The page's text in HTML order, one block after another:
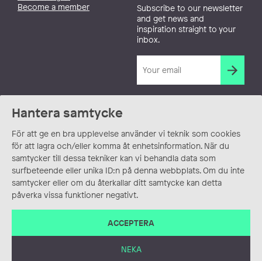
Hantera samtycke
För att ge en bra upplevelse använder vi teknik som cookies
för att lagra och/eller komma åt enhetsinformation. När du
samtycker till dessa tekniker kan vi behandla data som
surfbeteende eller unika ID:n på denna webbplats. Om du inte
samtycker eller om du återkallar ditt samtycke kan detta
påverka vissa funktioner negativt.
ACCEPTERA
NEKA
Become a member
Subscribe to our newsletter
and get news and
inspiration straight to your
inbox.